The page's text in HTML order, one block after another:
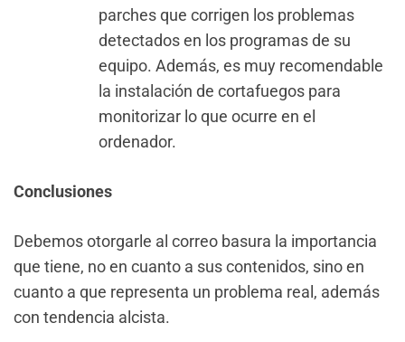
parches que corrigen los problemas
detectados en los programas de su
equipo. Además, es muy recomendable
la instalación de cortafuegos para
monitorizar lo que ocurre en el
ordenador.
Conclusiones
Debemos otorgarle al correo basura la importancia
que tiene, no en cuanto a sus contenidos, sino en
cuanto a que representa un problema real, además
con tendencia alcista.